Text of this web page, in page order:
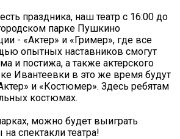
праздника, наш театр с 16:00 до
парке Пушкино
- «Актер» и «Гример», где все
опытных наставников смогут
и постижа, а также актерского
Ивантеевки в это же время будут
и «Костюмер». Здесь ребятам
костюмах.
можно будет выиграть
спектакли театра!